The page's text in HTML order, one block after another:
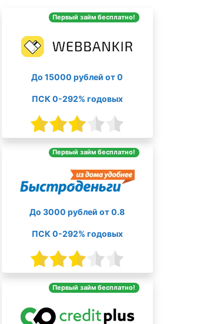
Первый займ бесплатно!
До 15000 рублей от 0
ПСК 0-292% годовых
Первый займ бесплатно!
До 3000 рублей от 0.8
ПСК 0-292% годовых
Первый займ бесплатно!